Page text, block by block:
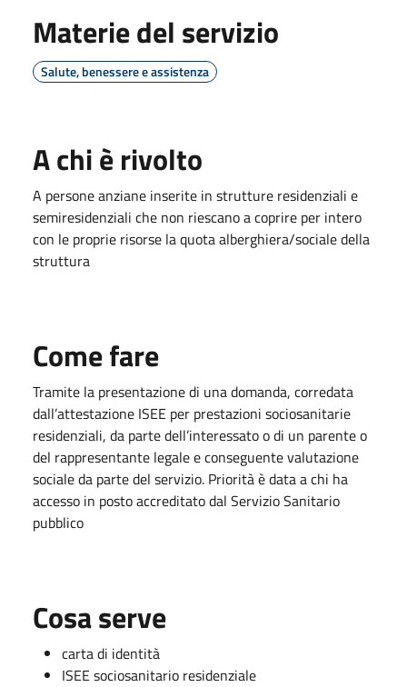
Materie del servizio
Salute, benessere e assistenza
A chi è rivolto
A persone anziane inserite in strutture residenziali e
semiresidenziali che non riescano a coprire per intero
con le proprie risorse la quota alberghiera/sociale della
struttura
Come fare
Tramite la presentazione di una domanda, corredata
dall’attestazione ISEE per prestazioni sociosanitarie
residenziali, da parte dell’interessato o di un parente o
del rappresentante legale e conseguente valutazione
sociale da parte del servizio. Priorità è data a chi ha
accesso in posto accreditato dal Servizio Sanitario
pubblico
Cosa serve
carta di identità
ISEE sociosanitario residenziale